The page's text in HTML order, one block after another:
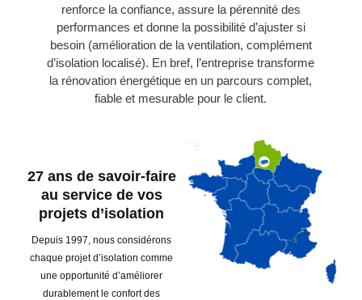
renforce la confiance, assure la pérennité des
performances et donne la possibilité d’ajuster si
besoin (amélioration de la ventilation, complément
d’isolation localisé). En bref, l’entreprise transforme
la rénovation énergétique en un parcours complet,
fiable et mesurable pour le client.
27 ans de savoir-faire
au service de vos
projets d’isolation
Depuis 1997, nous considérons
chaque projet d’isolation comme
une opportunité d’améliorer
durablement le confort des